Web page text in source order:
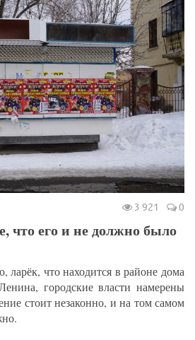
3 921 0
что его и не должно было
ларёк, что находится в районе дома
городские власти намерены
стоит незаконно, и на том самом